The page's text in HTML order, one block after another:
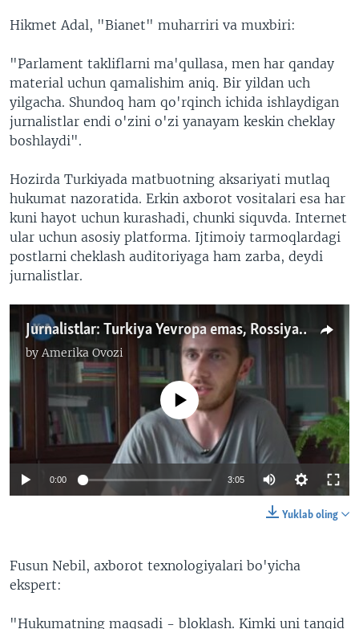
Hikmet Adal, "Bianet" muharriri va muxbiri:
"Parlament takliflarni ma'qullasa, men har qanday
material uchun qamalishim aniq. Bir yildan uch
yilgacha. Shundoq ham qo'rqinch ichida ishlaydigan
jurnalistlar endi o'zini o'zi yanayam keskin cheklay
boshlaydi".
Hozirda Turkiyada matbuotning aksariyati mutlaq
hukumat nazoratida. Erkin axborot vositalari esa har
kuni hayot uchun kurashadi, chunki siquvda. Internet
ular uchun asosiy platforma. Ijtimoiy tarmoqlardagi
postlarni cheklash auditoriyaga ham zarba, deydi
jurnalistlar.
Jurnalistlar: Turkiya Yevropa emas, Rossiyaga o'xshab qoldi
by Amerika Ovozi
No media source currently available
0:00 3:05
Yuklab oling
Fusun Nebil, axborot texnologiyalari bo'yicha
ekspert:
"Hukumatning maqsadi - bloklash. Kimki uni tanqid